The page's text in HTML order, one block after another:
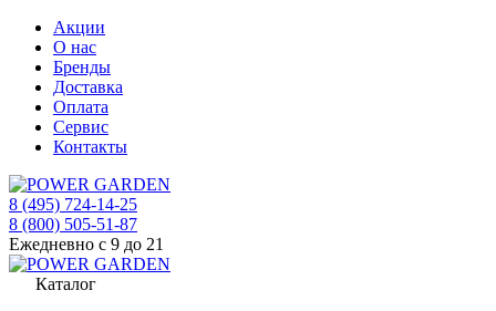
Акции
О нас
Бренды
Доставка
Оплата
Сервис
Контакты
8 (495) 724-14-25
8 (800) 505-51-87
Ежедневно с 9 до 21
Каталог